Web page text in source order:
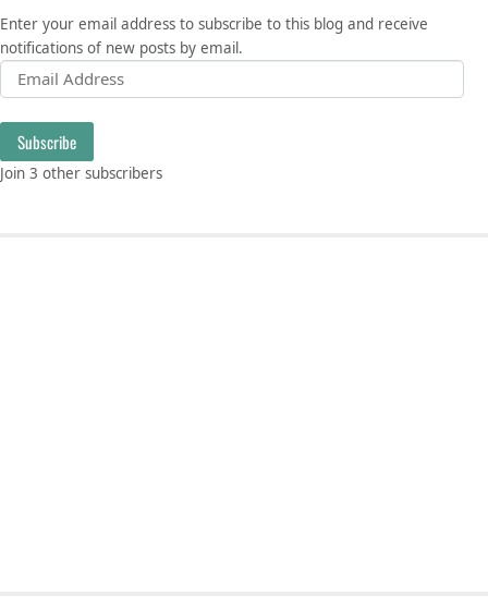
Enter your email address to subscribe to this blog and receive
notifications of new posts by email.
Email Address
Subscribe
Join 3 other subscribers